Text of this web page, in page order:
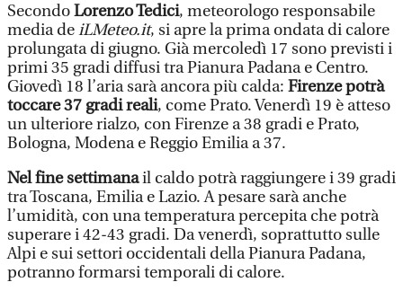
SecondoLorenzo Tedici, meteorologo responsabile
media deiLMeteo.it, si apre la prima ondata di calore
prolungata di giugno. Già mercoledì 17 sono previsti i
primi 35 gradi diffusi tra Pianura Padana e Centro.
Giovedì 18 l’aria sarà ancora più calda: Firenze potrà
toccare 37 gradi reali, come Prato. Venerdì 19 è atteso
un ulteriore rialzo, con Firenze a 38 gradi e Prato,
Bologna, Modena e Reggio Emilia a 37.
Nel fine settimanail caldo potrà raggiungere i 39 gradi
tra Toscana, Emilia e Lazio. A pesare sarà anche
l’umidità, con una temperatura percepita che potrà
superare i 42-43 gradi. Da venerdì, soprattutto sulle
Alpi e sui settori occidentali della Pianura Padana,
potranno formarsi temporali di calore.